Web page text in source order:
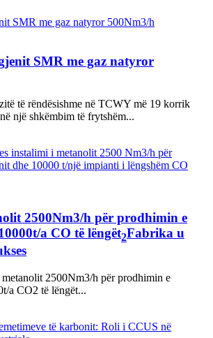
SMR me gaz natyror
të rëndësishme në TCWY më 19 korrik
një shkëmbim të frytshëm...
2500Nm3/h për prodhimin e
a CO të lëngët2Fabrika u
2500Nm3/h për prodhimin e
a CO2 të lëngët...